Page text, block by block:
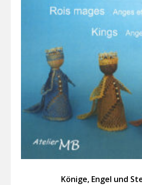
Könige, Engel und